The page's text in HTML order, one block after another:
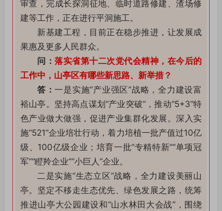
审查，完成长探洞征地、临时道路修建、渣场修
建等工作，正在进行平洞施工。
新基建工程，目前正在稳步推进，让发展成
果惠及更多人民群众。
问： 落实省第十二次党代会精神，在今后的
工作中，山亭区有哪些新思路、新举措？
答：一是实施“产业强区”战略，全力建设富
裕山亭。坚持高点谋划“产业突破”，推动“5+3”特
色产业做大做强，促进产业集群化发展。深入实
施“521”企业培壮行动，着力培植一批产值过10亿
级、100亿级企业；培育一批“专精特新”“单项冠
军”“瞪羚企业”“小巨人”企业。
二是实施“生态立区”战略，全力建设美丽山
亭。坚定不移走生态优先、绿色发展之路，统筹
推进山亭大公园建设和“山水林田大会战”，围绕